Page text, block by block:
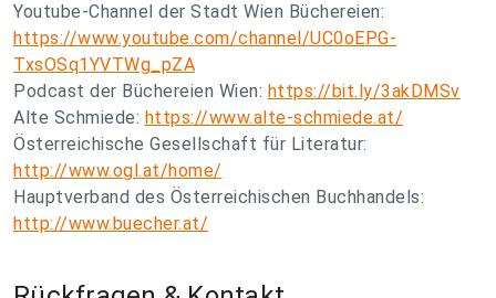
Youtube-Channel der Stadt Wien Büchereien:
https://www.youtube.com/channel/UC0oEPG-
TxsOSq1YVTWg_pZA
Podcast der Büchereien Wien: https://bit.ly/3akDMSv
Alte Schmiede: https://www.alte-schmiede.at/
Österreichische Gesellschaft für Literatur:
http://www.ogl.at/home/
Hauptverband des Österreichischen Buchhandels:
http://www.buecher.at/